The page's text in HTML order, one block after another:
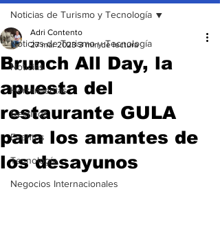
Noticias de Turismo y Tecnología
Noticias
Herramientas
Destinos
Eventos
Tecnología
Negocios Internacionales
Noticias de Turismo y Tecnología
Brunch All Day, la
apuesta del
restaurante GULA
para los amantes de
los desayunos
Adri Contento
27 mar 2023 3 min de lectura